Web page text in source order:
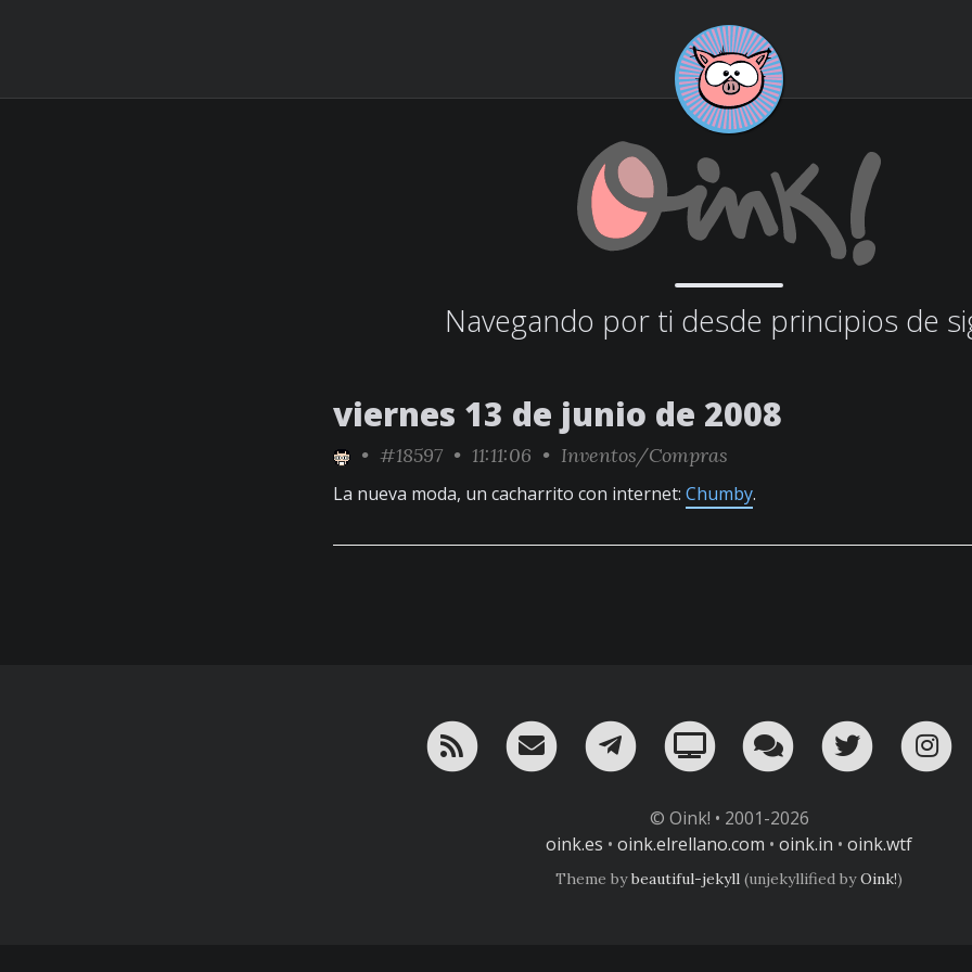
Navegando por ti desde principios de
viernes 13 de junio de 2008
• #18597 • 11:11:06 • Inventos/Compras
La nueva moda, un cacharrito con internet: Chumby.
RSS ¡Mándame un email!
¡Nuestro canal en Telegram!
Oink! TV Charla conTwitter
© Oink! • 2001-2026
oink.es • oink.elrellano.com • oink.in • oink.wtf
Theme bybeautiful-jekyll (unjekyllified byOink!)